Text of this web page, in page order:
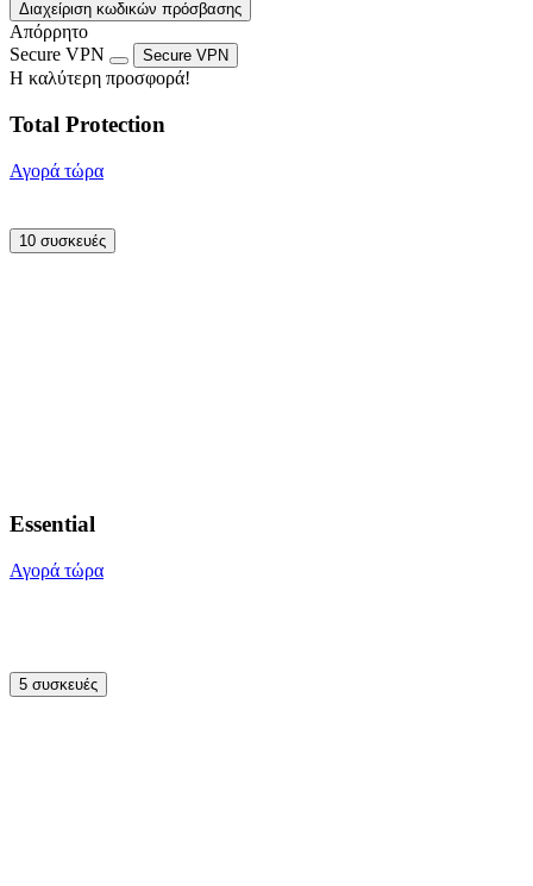
Διαχείριση κωδικών πρόσβασης
Απόρρητο
Secure VPN
Secure VPN
Η καλύτερη προσφορά!
Total Protection
Αγορά τώρα
10 συσκευές
Essential
Αγορά τώρα
5 συσκευές